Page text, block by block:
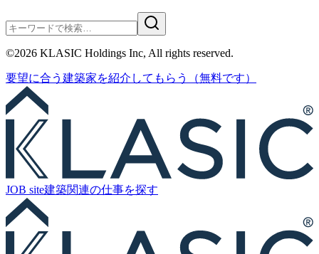
©2026 KLASIC Holdings Inc, All rights reserved.
要望に合う 建築家を紹介 してもらう （無料です）
JOB site建築関連の仕事を探す